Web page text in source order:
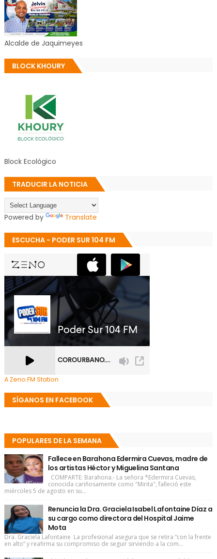
Alcalde de Jaquimeyes
BLOCK KHOURY
Block Ecológico
TRADUCIR LA NOTICIA
Powered by Translate
ESCUCHA - PODER SUR 104 FM
A Zeno.FM Station
SÍGANOS EN FACEBOOK
POPULARES DE LA SEMANA
Fallece en Barahona Edermira Cuevas, madre de
los artistas Héctor y Miguelina Santana
COMPARTE: Barahona.- La señora *Edermira Cuevas,
conocida cariñosamente como "Mirita", falleció este
miércoles 5 de agosto en su...
Renuncia la Dra. Graciela Isabel Lafontaine Díaz a
su cargo como directora del Hospital Jaime
Mota
Dra. Graciela Lafontaine La profesional asegura que se retira “con la frente
en alto” y reafirma su compromiso de seguir sirviendo a la com...